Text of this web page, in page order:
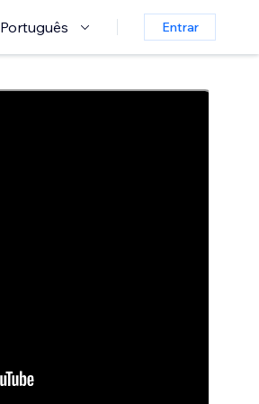
Português Entrar